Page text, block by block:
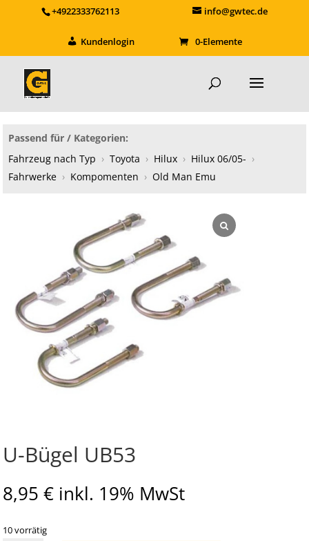
+4922333762113 info@gwtec.de
Kundenlogin 0-Elemente
Passend für / Kategorien:
Fahrzeug nach Typ › Toyota › Hilux › Hilux 06/05- ›
Fahrwerke › Kompomenten › Old Man Emu
U-Bügel UB53
8,95 € inkl. 19% MwSt
10 vorrätig